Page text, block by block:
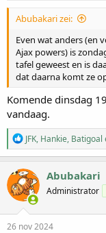
n
Abubakari zei:
Even wat anders (en
Ajax powers) is
tafel geweest en is
dat daarna komt ze
Komende dinsdag
vandaag.
W
a
a
r
d
e
r
i
n
JFK, Hankie, Batigoal
Abubakari
Administrator
26 nov 2024